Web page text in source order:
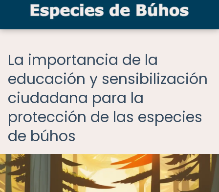
La importancia de la
educación y sensibilización
ciudadana para la
protección de las especies
de búhos